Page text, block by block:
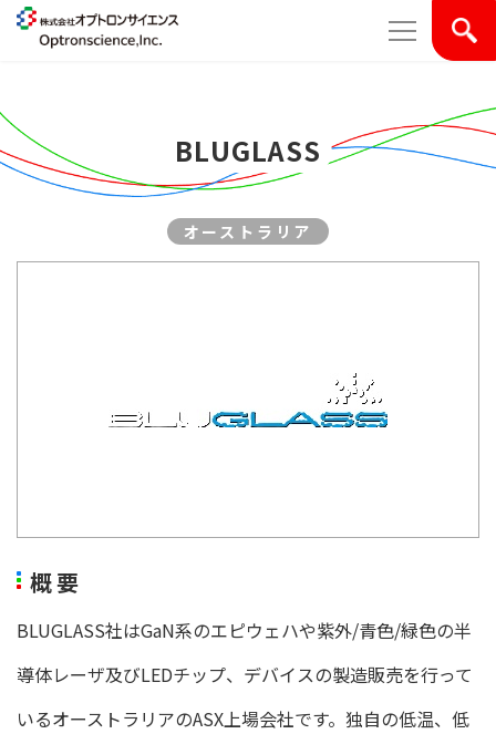
BLUGLASS
オーストラリア
概要
BLUGLASS社はGaN系のエピウェハや紫外/青色/緑色の半
導体レーザ及びLEDチップ、デバイスの製造販売を行って
いるオーストラリアのASX上場会社です。独自の低温、低